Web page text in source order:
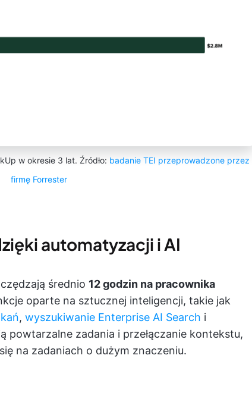
w okresie 3 lat. Źródło: badanie TEI przeprowadzone przez
firmę Forrester
automatyzacji i AI
średnio 12 godzin na pracownika
oparte na sztucznej inteligencji, takie jak
, wyszukiwanie Enterprise AI Search i
powtarzalne zadania i przełączanie kontekstu,
na zadaniach o dużym znaczeniu.